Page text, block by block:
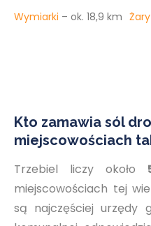
Wymiarki – ok. 18,9 km Żary
Kto zamawia sól
miejscowościach
Trzebiel liczy około
miejscowościach tej
są najczęściej urzędy